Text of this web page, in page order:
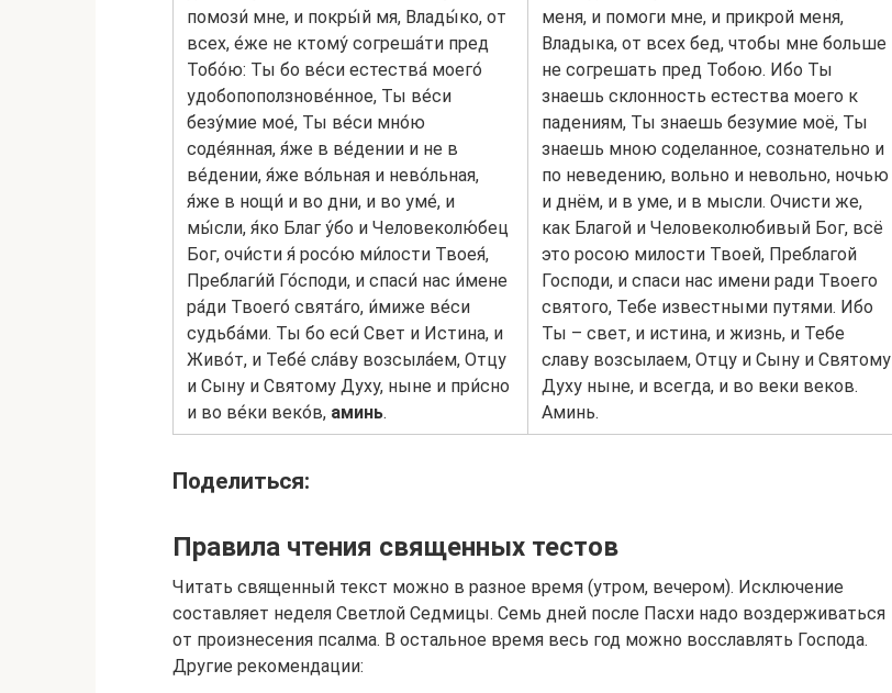
помози́ мне, и покры́й мя, Влады́ко, от
всех, е́же не ктому́ согреша́ти пред
Тобо́ю: Ты бо ве́си естества́ моего́
удобопоползнове́нное, Ты ве́си
безу́мие мое́, Ты ве́си мно́ю
соде́янная, я́же в ве́дении и не в
ве́дении, я́же во́льная и нево́льная,
я́же в нощи́ и во дни, и во уме́, и
мы́сли, я́ко Благ у́бо и Человеколю́бец
Бог, очи́сти я́ росо́ю ми́лости Твоея́,
Преблаги́й Го́споди, и спаси́ нас и́мене
ра́ди Твоего́ свята́го, и́миже ве́си
судьба́ми. Ты бо еси́ Свет и Истина, и
Живо́т, и Тебе́ сла́ву возсыла́ем, Отцу
и Сыну и Святому Духу, ныне и при́сно
и во ве́ки веко́в, аминь.
меня, и помоги мне, и прикрой меня,
Владыка, от всех бед, чтобы мне больше
не согрешать пред Тобою. Ибо Ты
знаешь склонность естества моего к
падениям, Ты знаешь безумие моё, Ты
знаешь мною соделанное, сознательно и
по неведению, вольно и невольно, ночью
и днём, и в уме, и в мысли. Очисти же,
как Благой и Человеколюбивый Бог, всё
это росою милости Твоей, Преблагой
Господи, и спаси нас имени ради Твоего
святого, Тебе известными путями. Ибо
Ты – свет, и истина, и жизнь, и Тебе
славу возсылаем, Отцу и Сыну и Святому
Духу ныне, и всегда, и во веки веков.
Аминь.
Поделиться:
Правила чтения священных тестов
Читать священный текст можно в разное время (утром, вечером). Исключение
составляет неделя Светлой Седмицы. Семь дней после Пасхи надо воздерживаться
от произнесения псалма. В остальное время весь год можно восславлять Господа.
Другие рекомендации: